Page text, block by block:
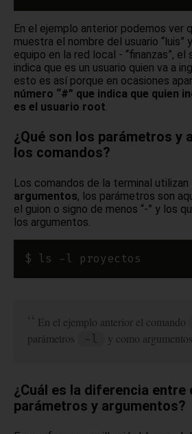
En el ejemplo anterior podemos ver
muestra el nombre del usuario
equipo en la red local - “finanzas”, el
indica que es un usuario quien va a
esto es así porque en ocasiones
número “#” que indica que quien
es el usuario root
¿Qué son los parámetros y
los comandos?
Los comandos de la terminal utilizan
argumentos, los parámetros son
el guion o signo de menos “-” y los
los argumentos.
En el ejemplo anterior el comando
parámetros
-l y como argumentos
¿Cuál es la diferencia entre
parámetros y argumentos?